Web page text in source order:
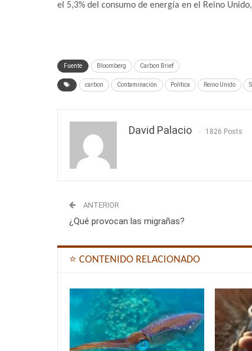
el 5,3% del consumo de energía en el Reino
Fuente Bloomberg Carbon Brief
carbon Contaminación Política Reino Unido
David Palacio 1826 Posts
ANTERIOR
¿Qué provocan las migrañas?
⭐ CONTENIDO RELACIONADO